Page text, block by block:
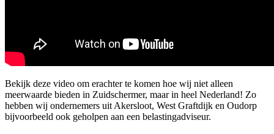
Bekijk deze video om erachter te komen hoe wij niet alleen
meerwaarde bieden in Zuidschermer, maar in heel Nederland! Zo
hebben wij ondernemers uit Akersloot, West Graftdijk en Oudorp
bijvoorbeeld ook geholpen aan een belastingadviseur.